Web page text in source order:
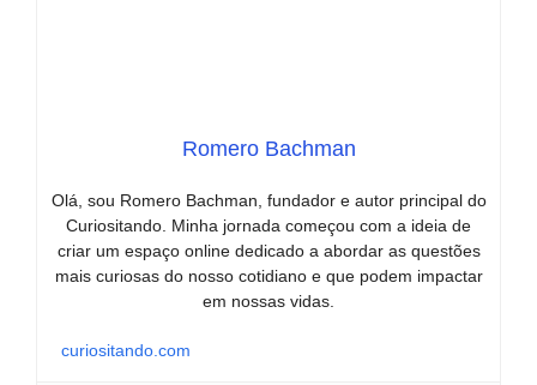
Romero Bachman
Olá, sou Romero Bachman, fundador e autor principal do
Curiositando. Minha jornada começou com a ideia de
criar um espaço online dedicado a abordar as questões
mais curiosas do nosso cotidiano e que podem impactar
em nossas vidas.
curiositando.com